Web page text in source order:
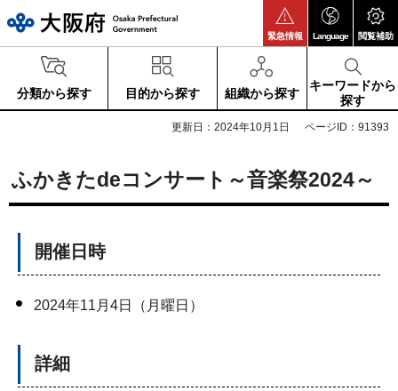
緊急情報 Language 閲覧補助
分類から探す 目的から探す 組織から探す
キーワードから
探す
更新日：2024年10月1日 ページID：91393
ふかきたdeコンサート～音楽祭2024～
開催日時
2024年11月4日（月曜日）
詳細